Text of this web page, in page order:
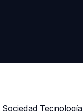
Sociedad Tecnología